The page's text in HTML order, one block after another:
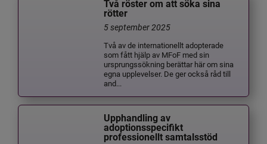
Två röster om att söka sina
rötter
5 september 2025
Två av de internationellt adopterade
som fått hjälp av MFoF med sin
ursprungssökning berättar här om sina
egna upplevelser. De ger också råd till
and...
Upphandling av
adoptionsspecifikt
professionellt samtalsstöd